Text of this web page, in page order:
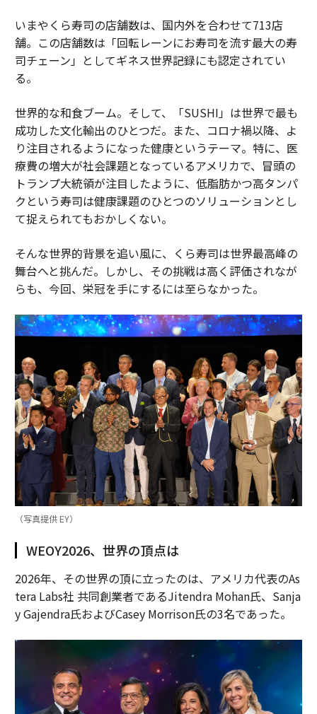
いまやくら寿司の店舗数は、国内外を合わせて713店
舗。この店舗数は「回転レーンにお寿司を流す最大の寿
司チェーン」としてギネス世界記録にも認定されてい
る。
世界的な和食ブーム。そして、「SUSHI」は世界で最も
成功した文化輸出のひとつだ。また、コロナ禍以降、よ
り注目されるようになった健康というテーマ。特に、医
療費の増大が社会課題となっているアメリカで、冒頭の
トランプ大統領が注目したように、低脂肪かつ高タンパ
クという寿司は健康課題のひとつのソリューションとし
て捉えられてもおかしくない。
そんな世界的背景を追い風に、くら寿司は世界最高峰の
舞台へと挑んだ。しかし、その挑戦は高く評価されなが
らも、今回、栄冠を手にするには至らなかった。
（写真提供 EY）
WEOY2026、世界の頂点は
2026年、その世界の頂に立ったのは、アメリカ代表のAs
tera Labs社 共同創業者であるJitendra Mohan氏、Sanja
y Gajendra氏およびCasey Morrison氏の3名であった。